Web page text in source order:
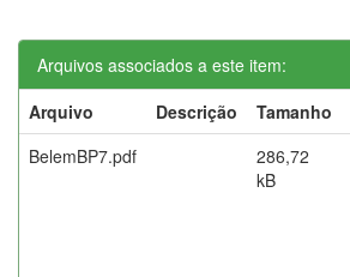
Arquivos associados a este item:
Arquivo
Descrição Tamanho
BelemBP7.pdf
286,72
kB